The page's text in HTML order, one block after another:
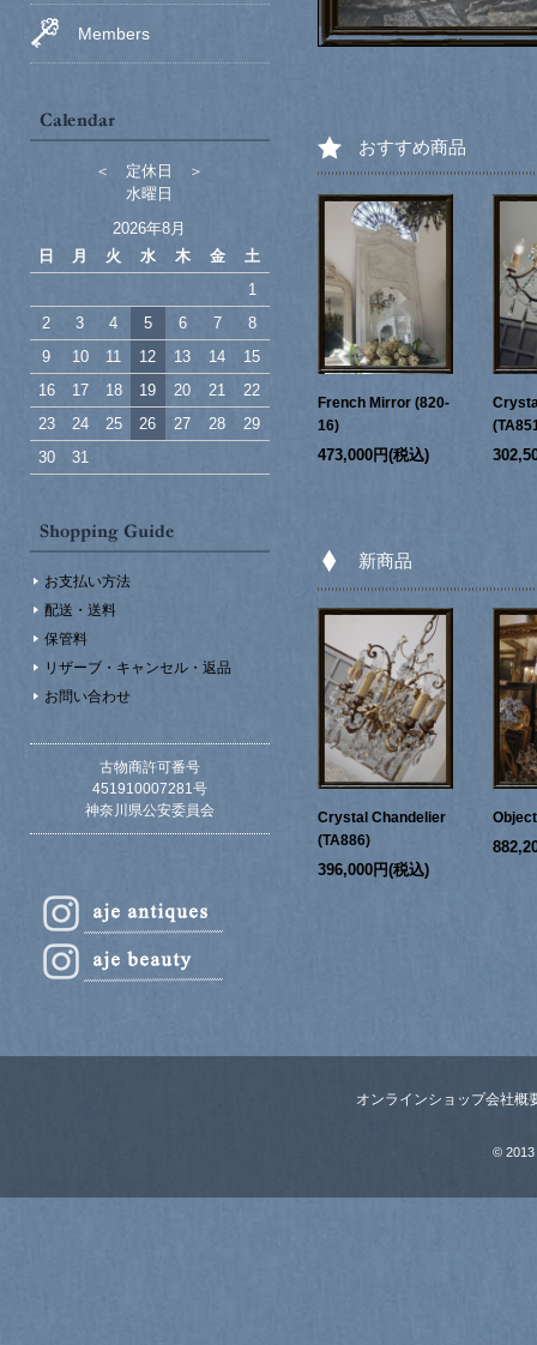
Members
＜ 定休日 ＞
水曜日
2026年8月
日
月 火 水 木 金
土
1
2
3 4 5 6 7
8
9
10 11 12 13 14
15
16
17 18 19 20 21
22
23
24 25 26 27 28
29
30
31
お支払い方法
配送・送料
保管料
リザーブ・キャンセル・返品
お問い合わせ
古物商許可番号
451910007281号
神奈川県公安委員会
おすすめ商品
French Mirror (820-
16)
473,000円(税込)
新商品
Crystal Chandelier
(TA886)
396,000円(税込)
オンラインショップ会社概
© 2013